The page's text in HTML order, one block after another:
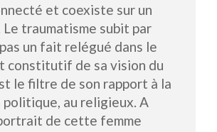
et coexiste sur un
Le traumatisme subit par
pas un fait relégué dans le
constitutif de sa vision du
le filtre de son rapport à la
politique, au religieux. A
de cette femme